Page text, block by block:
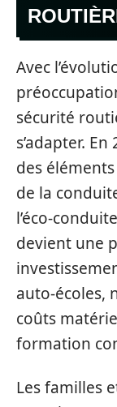
Avec
sécurité
s’adapter.
des
de la
l’éco-
devient une
auto-écoles,
coûts
formation
Les familles